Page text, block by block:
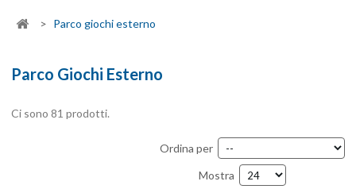
> Parco giochi esterno
Parco Giochi Esterno
Ci sono 81 prodotti.
Ordina per
Mostra